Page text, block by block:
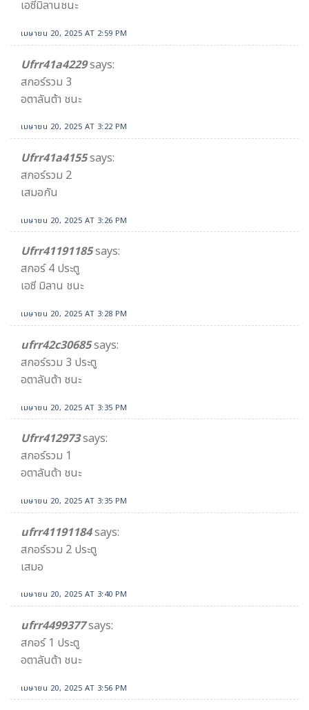
เอซีมิลานชนะ
เมษายน 20, 2025 AT 2:59 PM
Ufrr41a4229says:
สกอร์รวม 3
อตาลันต้า ชนะ
เมษายน 20, 2025 AT 3:22 PM
Ufrr41a4155says:
สกอร์รวม 2
เสมอกัน
เมษายน 20, 2025 AT 3:26 PM
Ufrr41191185says:
สกอร์ 4 ประตู
เอซี มิลาน ชนะ
เมษายน 20, 2025 AT 3:28 PM
ufrr42c30685says:
สกอร์รวม 3 ประตู
อตาลันต้า ชนะ
เมษายน 20, 2025 AT 3:35 PM
Ufrr412973says:
สกอร์รวม 1
อตาลันต้า ชนะ
เมษายน 20, 2025 AT 3:35 PM
ufrr41191184says:
สกอร์รวม 2 ประตู
เสมอ
เมษายน 20, 2025 AT 3:40 PM
ufrr4499377says:
สกอร์ 1 ประตู
อตาลันต้า ชนะ
เมษายน 20, 2025 AT 3:56 PM